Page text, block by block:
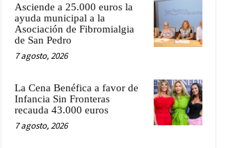
Asciende a 25.000 euros la
ayuda municipal a la
Asociación de Fibromialgia
de San Pedro
7 agosto, 2026
La Cena Benéfica a favor de
Infancia Sin Fronteras
recauda 43.000 euros
7 agosto, 2026